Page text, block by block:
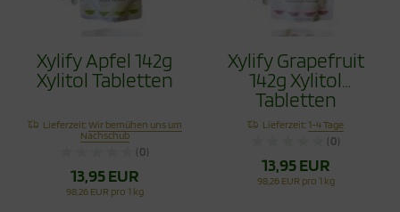
Xylify Apfel 142g
Xylitol Tabletten
Lieferzeit:Wir bemühen uns um
Nachschub
(0)
13,95 EUR
98,26 EUR pro 1 kg
Xylify Grapefruit
142g Xylitol
Tabletten
Lieferzeit:1-4 Tage
(0)
13,95 EUR
98,26 EUR pro 1 kg